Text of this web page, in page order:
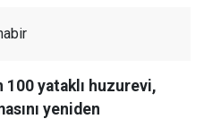
100 yataklı huzurevi,
yeniden